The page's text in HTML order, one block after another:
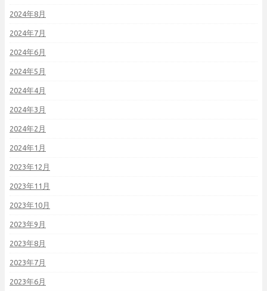
2024年8月
2024年7月
2024年6月
2024年5月
2024年4月
2024年3月
2024年2月
2024年1月
2023年12月
2023年11月
2023年10月
2023年9月
2023年8月
2023年7月
2023年6月